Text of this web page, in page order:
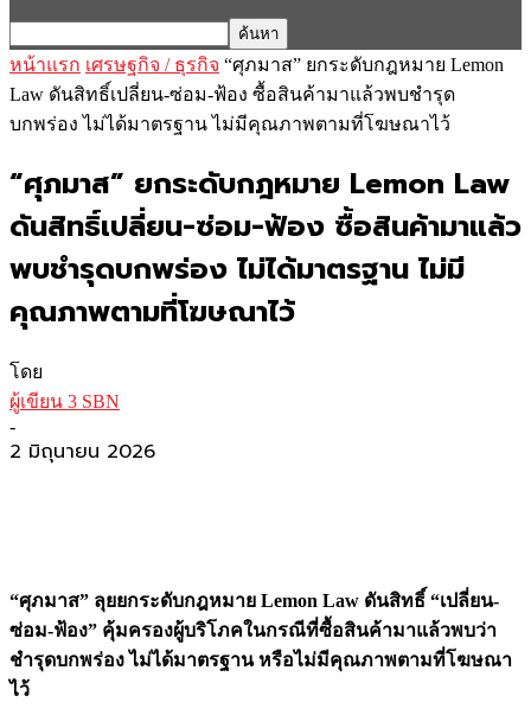
หน้าแรก เศรษฐกิจ / ธุรกิจ “ศุภมาส” ยกระดับกฎหมาย Lemon
Law ดันสิทธิ์เปลี่ยน-ซ่อม-ฟ้อง ซื้อสินค้ามาแล้วพบชำรุด
บกพร่อง ไม่ได้มาตรฐาน ไม่มีคุณภาพตามที่โฆษณาไว้
“ศุภมาส” ยกระดับกฎหมาย Lemon Law
ดันสิทธิ์เปลี่ยน-ซ่อม-ฟ้อง ซื้อสินค้ามาแล้ว
พบชำรุดบกพร่อง ไม่ได้มาตรฐาน ไม่มี
คุณภาพตามที่โฆษณาไว้
โดย
ผู้เขียน 3 SBN
-
2 มิถุนายน 2026
“ศุภมาส” ลุยยกระดับกฎหมาย Lemon Law ดันสิทธิ์ “เปลี่ยน-
ซ่อม-ฟ้อง” คุ้มครองผู้บริโภคในกรณีที่ซื้อสินค้ามาแล้วพบว่า
ชำรุดบกพร่อง ไม่ได้มาตรฐาน หรือไม่มีคุณภาพตามที่โฆษณา
ไว้